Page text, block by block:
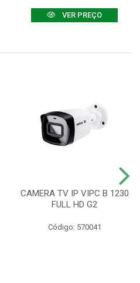
VER PREÇO
CAMERA TV IP VIPC B 1230
FULL HD G2
Código: 570041